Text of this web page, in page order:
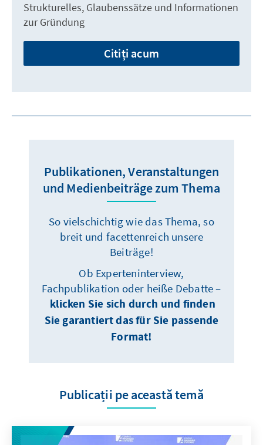
Strukturelles, Glaubenssätze und Informationen
zur Gründung
Citiți acum
Publikationen, Veranstaltungen
und Medienbeiträge zum Thema
So vielschichtig wie das Thema, so
breit und facettenreich unsere
Beiträge!
Ob Experteninterview,
Fachpublikation oder heiße Debatte –
klicken Sie sich durch und finden
Sie garantiert das für Sie passende
Format!
Publicații pe această temă